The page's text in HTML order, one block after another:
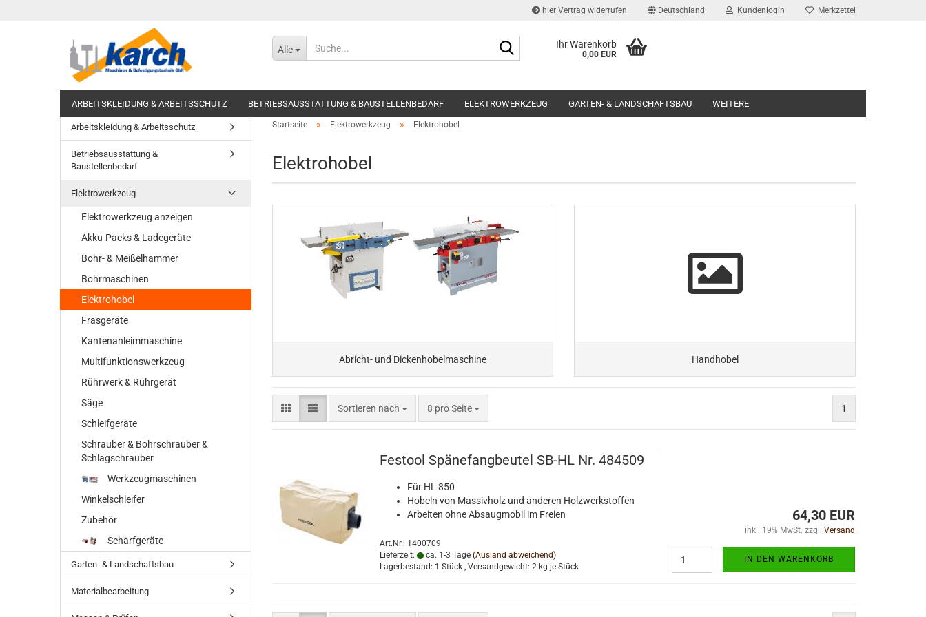
hier Vertrag widerrufen Deutschland Kundenlogin Merkzettel
Alle Ihr Warenkorb
0,00 EUR
ARBEITSKLEIDUNG & ARBEITSSCHUTZ BETRIEBSAUSSTATTUNG & BAUSTELLENBEDARF ELEKTROWERKZEUG GARTEN- & LANDSCHAFTSBAU WEITERE
Startseite » Elektrowerkzeug » Elektrohobel
Elektrohobel
Abricht- und Dickenhobelmaschine Handhobel
Sortieren nach
Sortieren nach 8 pro Seite
pro Seite 1
Festool Spänefangbeutel SB-HL Nr. 484509
Für HL 850
Hobeln von Massivholz und anderen Holzwerkstoffen
Arbeiten ohne Absaugmobil im Freien
Art.Nr.: 1400709
Lieferzeit:
ca. 1-3 Tage (Ausland abweichend)
Lagerbestand: 1 Stück , Versandgewicht: 2kg je Stück
64,30 EUR
inkl. 19% MwSt. zzgl. Versand
IN DEN WARENKORB
Arbeitskleidung & Arbeitsschutz
Betriebsausstattung &
Baustellenbedarf
Elektrowerkzeug
Elektrowerkzeug anzeigen
Akku-Packs & Ladegeräte
Bohr- & Meißelhammer
Bohrmaschinen
Elektrohobel
Fräsgeräte
Kantenanleimmaschine
Multifunktionswerkzeug
Rührwerk & Rührgerät
Säge
Schleifgeräte
Schrauber & Bohrschrauber &
Schlagschrauber
Werkzeugmaschinen
Winkelschleifer
Zubehör
Schärfgeräte
Garten- & Landschaftsbau
Materialbearbeitung